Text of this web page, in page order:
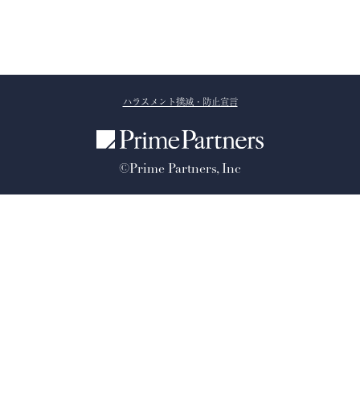
ハラスメント撲滅・防止宣言
©Prime Partners, Inc